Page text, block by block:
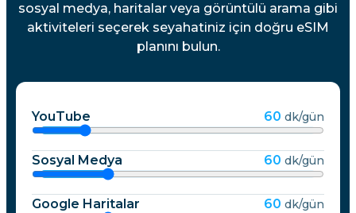
sosyal medya, haritalar veya görüntülü arama gibi
aktiviteleri seçerek seyahatiniz için doğru eSIM
planını bulun.
YouTube 60 dk/gün
Sosyal Medya 60 dk/gün
Google Haritalar 60 dk/gün